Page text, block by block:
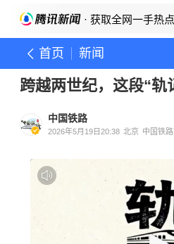
· 获取全网一手热点
首页 新闻
跨越两世纪，这段“
中国铁路
2026年5月19日20:38 北京 中国铁